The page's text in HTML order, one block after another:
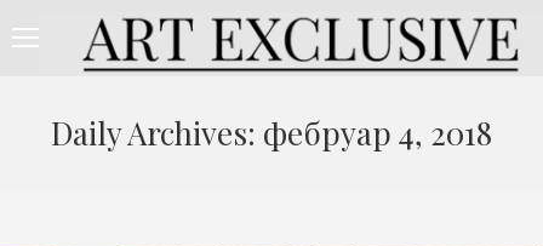
Daily Archives: фебруар 4, 2018